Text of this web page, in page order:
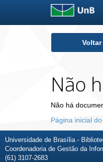
Voltar
Não
Não há
Página inicial
Universidade de Brasília -
Coordenadoria de Gestão da
(61) 3107-2683